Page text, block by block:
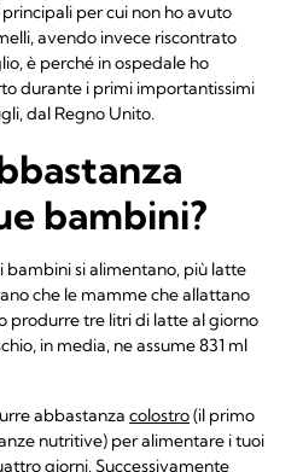
per cui non ho avuto
avendo invece riscontrato
è perché in ospedale ho
durante i primi importantissimi
dal Regno Unito.
bambini?
bambini si alimentano, più latte
che le mamme che allattano
produrre tre litri di latte al giorno
in media, ne assume 831 ml
abbastanza colostro(il primo
nutritive) per alimentare i tuoi
giorni. Successivamente